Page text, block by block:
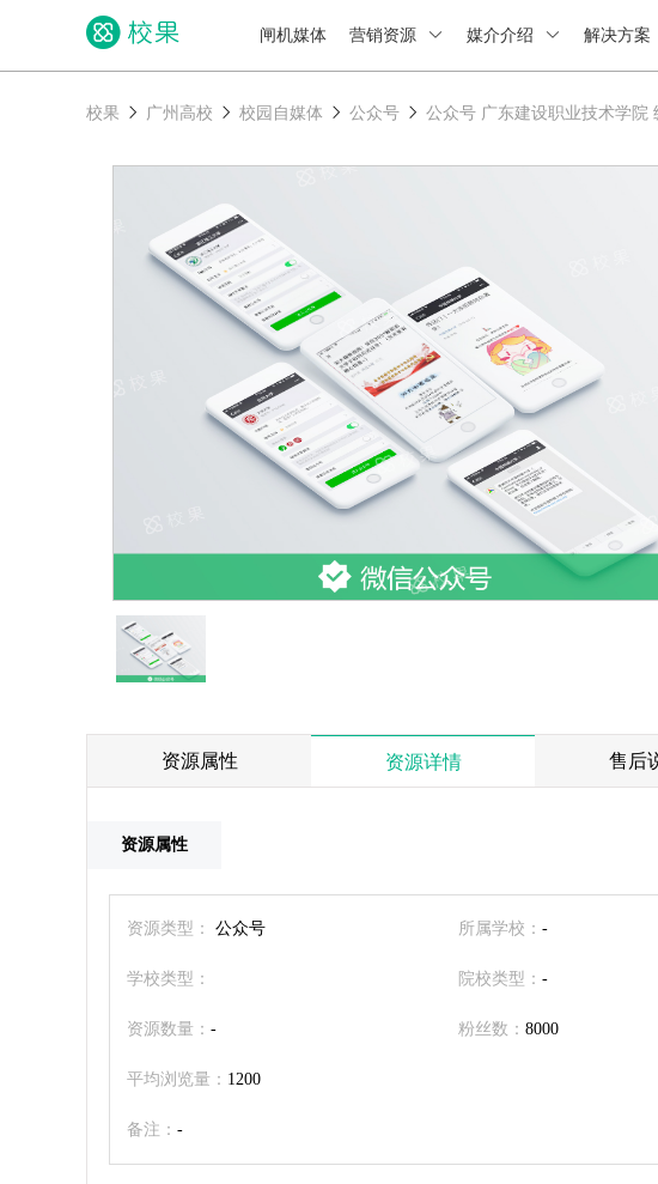
闸机媒体 营销资源 媒介介绍 解决方案
校果 广州高校 校园自媒体 公众号 公众号 广东建设职业技术学院
资源属性 资源详情 售后
资源属性
资源类型： 公众号 所属学校：-
学校类型： 院校类型：-
资源数量： - 粉丝数：8000
平均浏览量： 1200
备注： -